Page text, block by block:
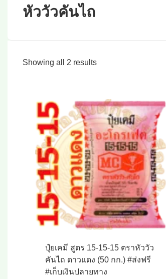
หัววัวคันไถ
Showing all 2 resultsSorted
ปุ๋ยเคมี สูตร 15-15-15 ตราหัววัว
คันไถ ดาวแดง (50 กก.) #ส่งฟรี
#เก็บเงินปลายทาง